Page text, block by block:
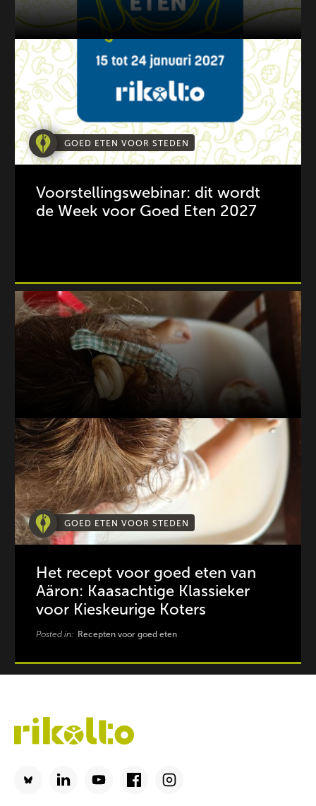
GOED ETEN VOOR STEDEN
Voorstellingswebinar: dit wordt
de Week voor Goed Eten 2027
GOED ETEN VOOR STEDEN
Het recept voor goed eten van
Aäron: Kaasachtige Klassieker
voor Kieskeurige Koters
Posted in: Recepten voor goed eten